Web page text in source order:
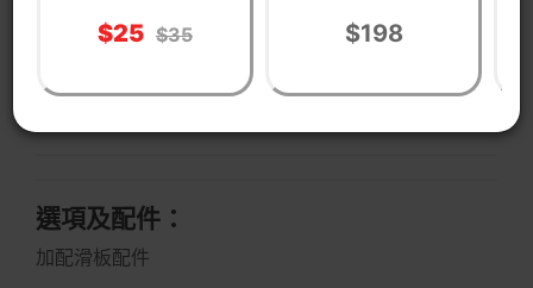
選項及配件：
加配滑板配件
$25 $35 $198